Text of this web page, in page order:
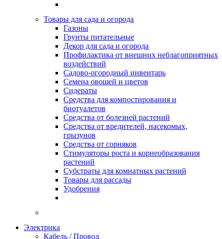
Товары для сада и огорода
Газоны
Грунты питательные
Декор для сада и огорода
Профилактика от внешних неблагоприятных
воздействий
Садово-огородный инвентарь
Семена овощей и цветов
Сидераты
Средства для компостирования и
биотуалетов
Средства от болезней растений
Средства от вредителей, насекомых,
грызунов
Средства от сорняков
Стимуляторы роста и корнеобразования
растений
Субстраты для комнатных растений
Товары для рассады
Удобрения
Электрика
Кабель / Провод